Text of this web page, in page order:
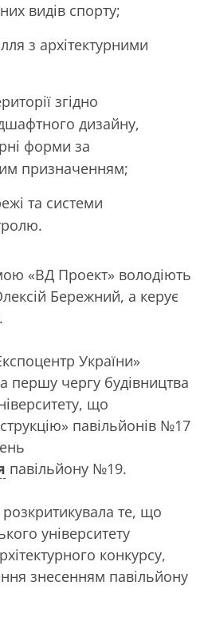
видів спорту;
з архітектурними
згідно
дизайну,
форми за
призначенням;
та системи
«ВД Проект» володіють
Бережний, а керує
України»
першу чергу будівництва
що
павільйонів №17
павільйону №19.
розкритикувала те, що
університету
конкурсу,
знесенням павільйону